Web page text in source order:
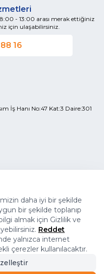
- 13:00 arası merak ettiğiniz
için ulaşabilirsiniz.
16
İş Hanı No:47 Kat:3 Daire:301
daha iyi bir şekilde
bir şekilde toplanıp
almak için Gizlilik ve
Reddet
yalnızca internet
çerezler kullanılacaktır.